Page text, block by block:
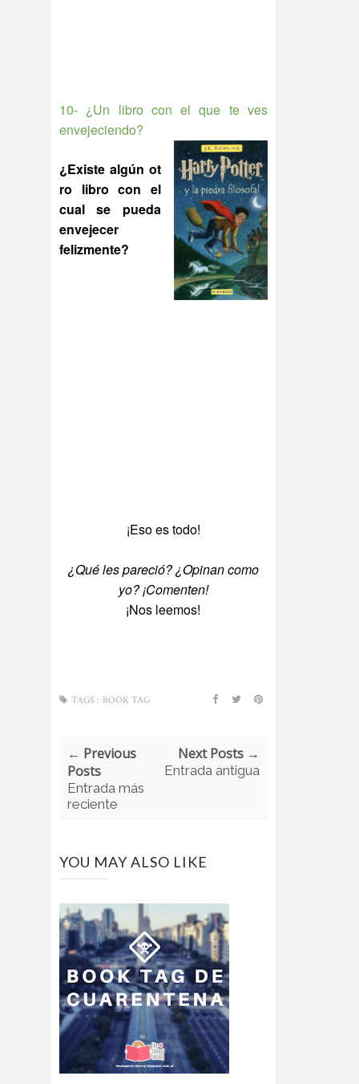
10- ¿Un libro con el que te ves
envejeciendo?
¿Existe algún ot
ro libro con el
cual se pueda
envejecer
felizmente?
¡Eso es todo!
¿Qué les pareció? ¿Opinan como
yo? ¡Comenten!
¡Nos leemos!
TAGS : BOOK TAG
← Previous
Posts
Entrada más
reciente
Next Posts →
Entrada antigua
YOU MAY ALSO LIKE